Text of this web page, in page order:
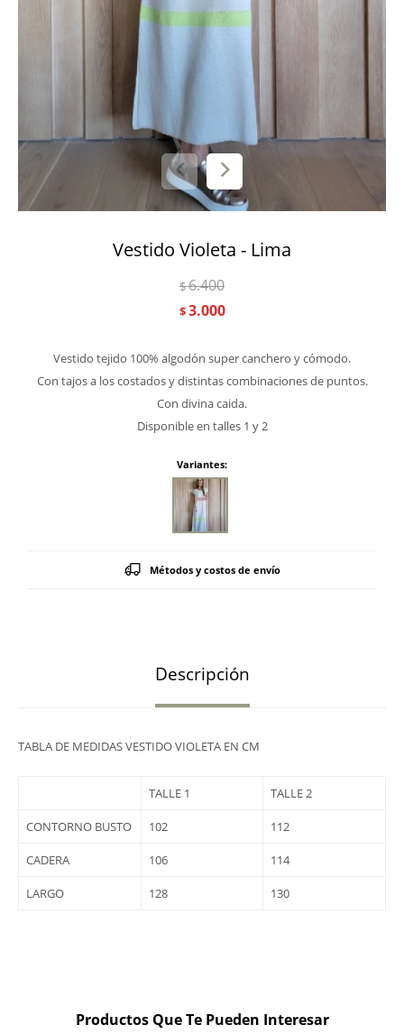
Vestido Violeta - Lima
$3.000
$6.400
Vestido tejido 100% algodón super canchero y cómodo.
Con tajos a los costados y distintas combinaciones de puntos.
Con divina caida.
Disponible en talles 1 y 2
Variantes:
Métodos y costos de envío
Descripción
TABLA DE MEDIDAS VESTIDO VIOLETA EN CM
TALLE 1 TALLE 2
CONTORNO BUSTO 102 112
CADERA 106 114
LARGO 128 130
Productos Que Te Pueden Interesar